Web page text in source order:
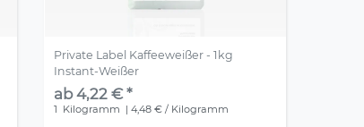
Private Label Kaffeeweißer - 1kg
Instant-Weißer
ab 4,22 € *
1 Kilogramm | 4,48 € / Kilogramm